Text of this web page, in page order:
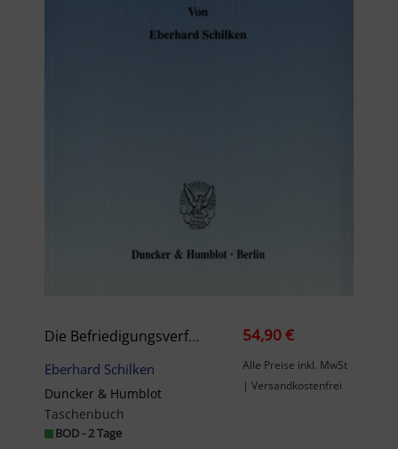
Die Befriedigungsverfügung.
Eberhard Schilken
Duncker & Humblot
Taschenbuch
BOD - 2 Tage
54,90 €
Alle Preise inkl. MwSt
| Versandkostenfrei